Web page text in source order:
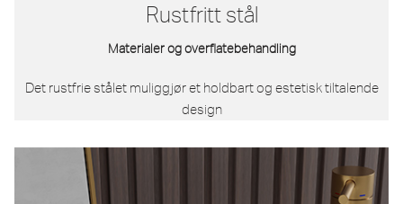
Rustfritt stål
Materialer og overflatebehandling
Det rustfrie stålet muliggjør et holdbart og estetisk tiltalende
design